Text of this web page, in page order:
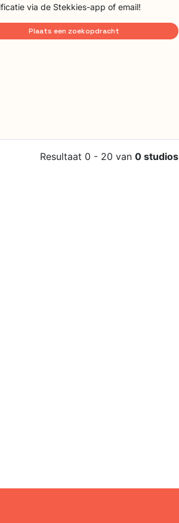
via de Stekkies-app of email!
Plaats een zoekopdracht
Resultaat 0 - 20 van 0 studios